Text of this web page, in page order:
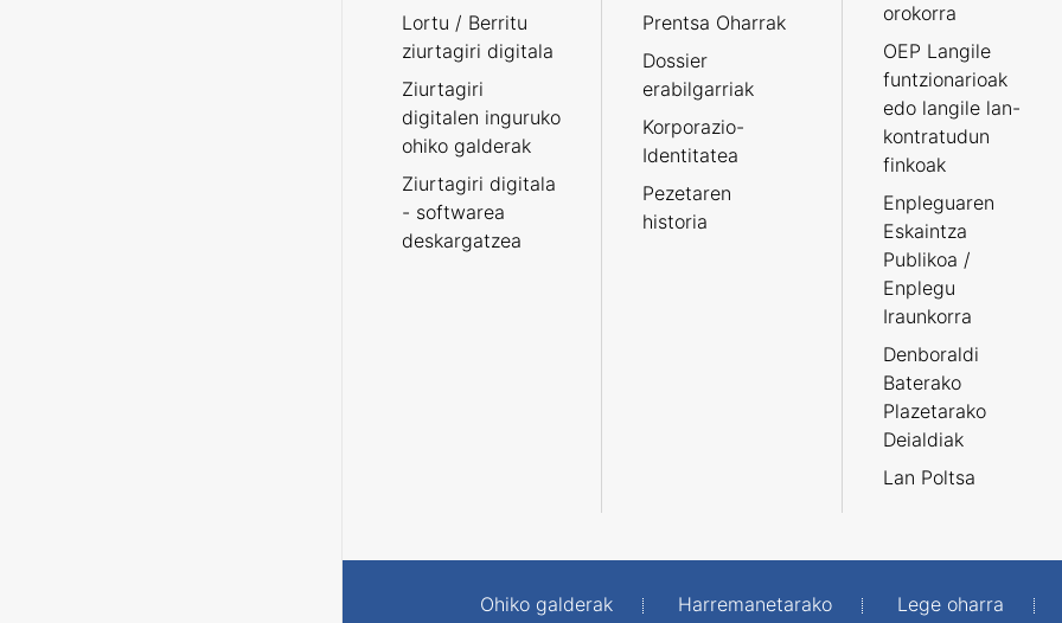
Lortu / Berritu
ziurtagiri digitala
Ziurtagiri
digitalen inguruko
ohiko galderak
Ziurtagiri digitala
- softwarea
deskargatzea
Prentsa Oharrak
Dossier
erabilgarriak
Korporazio-
Identitatea
Pezetaren
historia
orokorra
OEP Langile
funtzionarioak
edo langile lan-
kontratudun
finkoak
Enpleguaren
Eskaintza
Publikoa /
Enplegu
Iraunkorra
Denboraldi
Baterako
Plazetarako
Deialdiak
Lan Poltsa
Ohiko galderak Harremanetarako Lege oharra